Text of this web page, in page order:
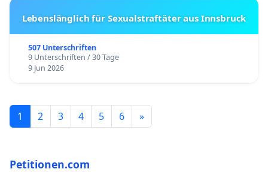
Lebenslänglich für Sexualstraftäter aus Innsbruck
507 Unterschriften
9 Unterschriften / 30 Tage
9 Jun 2026
1 2 3 4 5 6 »
Petitionen.com